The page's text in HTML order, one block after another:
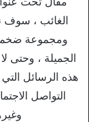
الغائب ، سوف
ومجموعة
الجميلة ، وحتى
هذه الرسائل
التواصل